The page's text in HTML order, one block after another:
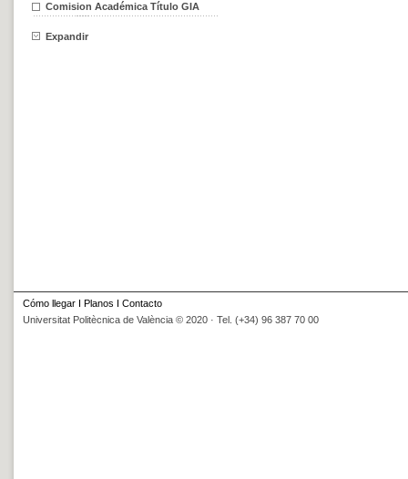
Comision Académica Título GIA
Expandir
Cómo llegar I Planos I Contacto
Universitat Politècnica de València © 2020 · Tel. (+34) 96 387 70 00